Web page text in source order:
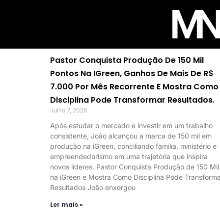
Pastor Conquista Produção De 150 Mil
Pontos Na IGreen, Ganhos De Mais De R$
7.000 Por Mês Recorrente E Mostra Como
Disciplina Pode Transformar Resultados.
Julho 7, 2026
Após estudar o mercado e investir em um trabalho
consistente, João alcançou a marca de 150 mil em
produção na iGreen, conciliando família, ministério e
empreendedorismo em uma trajetória que inspira
novos líderes. Pastor Conquista Produção de 150 Mil
na iGreen e Mostra Como Disciplina Pode
Resultados João enxergou
Ler mais »